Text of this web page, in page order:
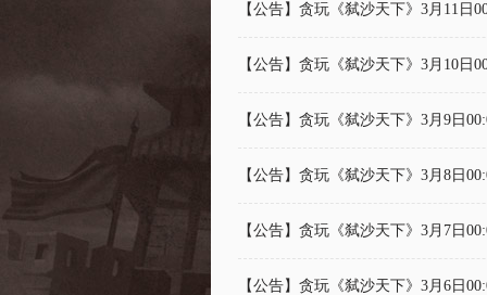
【公告】贪玩《弑沙天下》3月11日
【公告】贪玩《弑沙天下》3月10日
【公告】贪玩《弑沙天下》3月9日
【公告】贪玩《弑沙天下》3月8日
【公告】贪玩《弑沙天下》3月7日
【公告】贪玩《弑沙天下》3月6日